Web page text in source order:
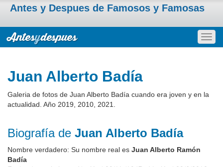
Antes y Despues de Famosos y Famosas
Juan Alberto Badía
Galeria de fotos de Juan Alberto Badía cuando era joven y en la
actualidad. Año 2019, 2010, 2021.
Biografía de Juan Alberto Badía
Nombre verdadero: Su nombre real es Juan Alberto Ramón
Badía